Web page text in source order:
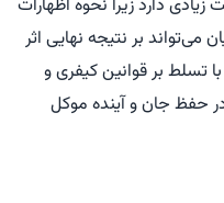
دارد زیرا نحوه اظهارات
می‌تواند بر نتیجه نهایی اثر
بر قوانین کیفری و
حفظ جان و آینده موکل